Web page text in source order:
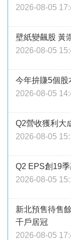
2026-08-05
壁紙變飆股 黃
2026-08-05
今年拚賺5個股
2026-08-05
Q2營收獲利大
2026-08-05
Q2 EPS創19
2026-08-05
新北預售待售
千戶居冠
2026-08-05